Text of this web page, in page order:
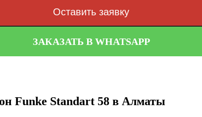
Оставить заявку
ЗАКАЗАТЬ В WHATSAPP
Funke Standart 58 в Алматы